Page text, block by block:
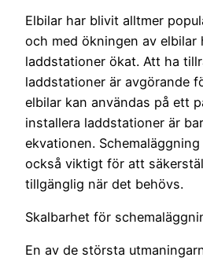
Elbilar har blivit alltmer
och med ökningen av elbilar
laddstationer ökat. Att ha
laddstationer är avgörande
elbilar kan användas på ett
installera laddstationer är
ekvationen.
också viktigt för att
tillgänglig när det behövs.
Skalbarhet för
En av de största